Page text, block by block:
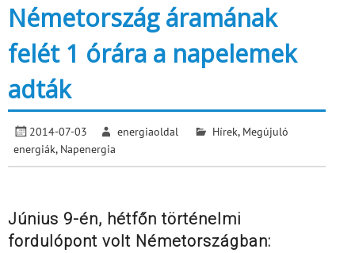
Németország áramának
felét 1 órára a napelemek
adták
2014-07-03 energiaoldal Hírek, Megújuló
energiák, Napenergia
Június 9-én, hétfőn történelmi
fordulópont volt Németországban: